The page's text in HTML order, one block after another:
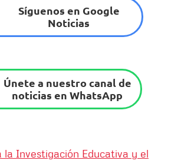
Síguenos en Google
Noticias
Únete a nuestro canal de
noticias en WhatsApp
Investigación Educativa y el